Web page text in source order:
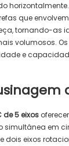
que
tornando-as
volumosos. Os
e
de 5 eixos
em
e dois eixos